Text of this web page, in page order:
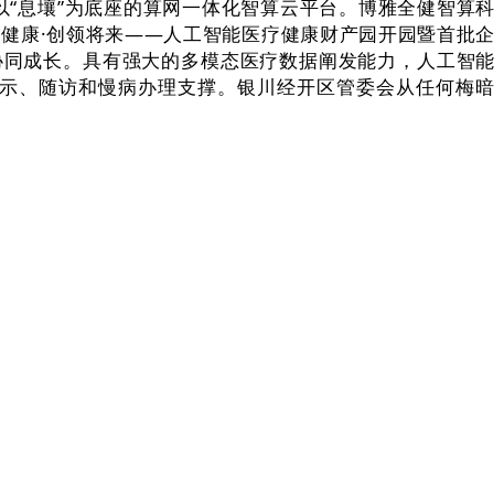
壤”为底座的算网一体化智算云平台。博雅全健智算科
康·创领将来——人工智能医疗健康财产园开园暨首批企
成长。具有强大的多模态医疗数据阐发能力，人工智能
、随访和慢病办理支撑。银川经开区管委会从任何梅暗